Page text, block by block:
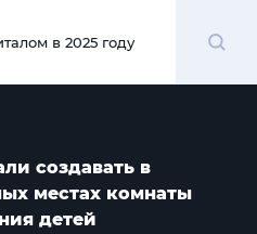
в 2025 году
создавать в
местах комнаты
детей